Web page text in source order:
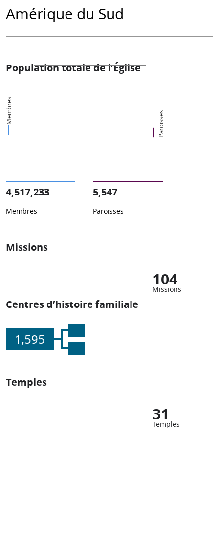
Amérique du Sud
Population totale de l’Église
Membres Paroisses
4,517,233
Membres
5,547
Paroisses
Missions
104
Missions
Centres d’histoire familiale
1,595
Temples
31
Temples